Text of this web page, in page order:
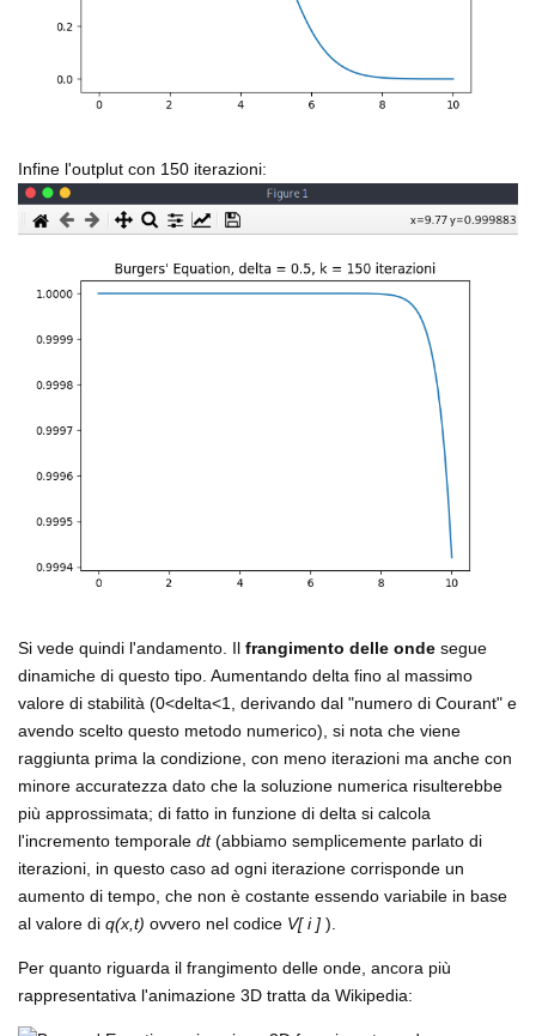
Infine l'outplut con 150 iterazioni:
Si vede quindi l'andamento. Il frangimento delle onde segue
dinamiche di questo tipo. Aumentando delta fino al massimo
valore di stabilità (0<delta<1, derivando dal "numero di Courant" e
avendo scelto questo metodo numerico), si nota che viene
raggiunta prima la condizione, con meno iterazioni ma anche con
minore accuratezza dato che la soluzione numerica risulterebbe
più approssimata; di fatto in funzione di delta si calcola
l'incremento temporale dt(abbiamo semplicemente parlato di
iterazioni, in questo caso ad ogni iterazione corrisponde un
aumento di tempo, che non è costante essendo variabile in base
al valore di q(x,t) ovvero nel codice V[ i ] ).
Per quanto riguarda il frangimento delle onde, ancora più
rappresentativa l'animazione 3D tratta da Wikipedia: